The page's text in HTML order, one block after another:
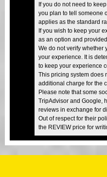
If you do not need to
you plan to tell someone
applies as the standard
If you wish to keep your
as an option and
We do not verify whether
your experience. It is
to keep your experience
This pricing system does
additional charge for the
Please note that some
TripAdvisor and Google,
reviews in exchange for
Out of respect for their
the REVIEW price for